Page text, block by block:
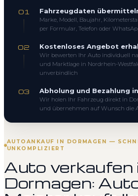
AUTOANKAUF IN DORMAGEN —
UNKOMPLIZIERT
Auto verkaufen
Dormagen:
01 Fahrzeugdaten
Marke, Modell, Baujahr,
per Formular, Telefon oder
02 Kostenloses Angebot
Wir bewerten Ihr Auto individuell
und Marktlage in Nordrhein-
unverbindlich
03 Abholung und Bezahlung
Wir holen Ihr Fahrzeug direkt in
und übernehmen auf Wunsch die